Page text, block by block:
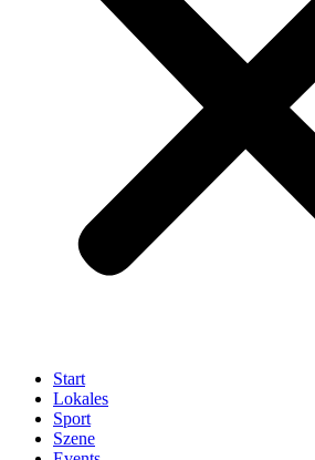
Start
Lokales
Sport
Szene